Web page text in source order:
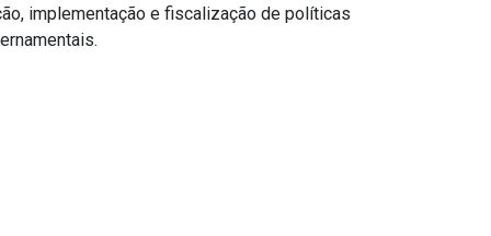
implementação e fiscalização de políticas